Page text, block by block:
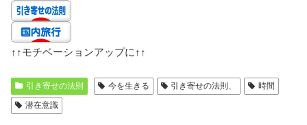
↑↑モチベーションアップに ↑↑
引き寄せの法則 今を生きる 引き寄せの法則、
時間
潜在意識